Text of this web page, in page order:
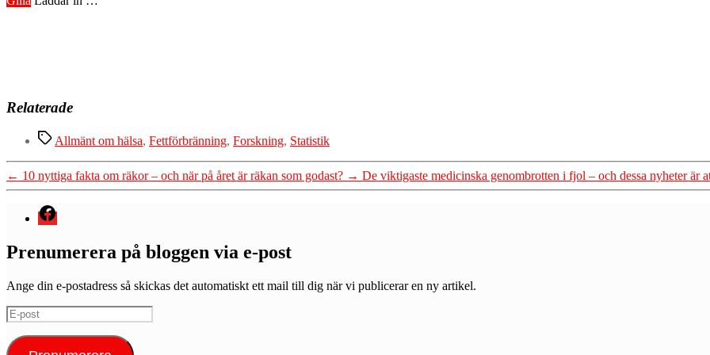
Relaterade
Etiketter
Allmänt om hälsa, Fettförbränning, Forskning, Statistik
← 10 nyttiga fakta om räkor – och när på året är räkan som godast? → De viktigaste medicinska genombrotten i fjol – och dessa nyheter är
Menyval
Prenumerera på bloggen via e-post
Ange din e-postadress så skickas det automatiskt ett mail till dig när vi publicerar en ny artikel.
E-
post